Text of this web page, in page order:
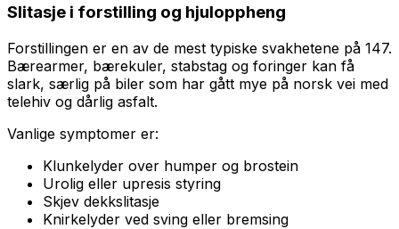
Slitasje i forstilling og hjuloppheng
Forstillingen er en av de mest typiske svakhetene på 147.
Bærearmer, bærekuler, stabstag og foringer kan få
slark, særlig på biler som har gått mye på norsk vei med
telehiv og dårlig asfalt.
Vanlige symptomer er:
Klunkelyder over humper og brostein
Urolig eller upresis styring
Skjev dekkslitasje
Knirkelyder ved sving eller bremsing